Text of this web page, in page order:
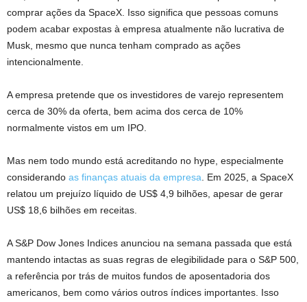
comprar ações da SpaceX. Isso significa que pessoas comuns
podem acabar expostas à empresa atualmente não lucrativa de
Musk, mesmo que nunca tenham comprado as ações
intencionalmente.
A empresa pretende que os investidores de varejo representem
cerca de 30% da oferta, bem acima dos cerca de 10%
normalmente vistos em um IPO.
Mas nem todo mundo está acreditando no hype, especialmente
considerando as finanças atuais da empresa . Em 2025, a SpaceX
relatou um prejuízo líquido de US$ 4,9 bilhões, apesar de gerar
US$ 18,6 bilhões em receitas.
A S&P Dow Jones Indices anunciou na semana passada que está
mantendo intactas as suas regras de elegibilidade para o S&P 500,
a referência por trás de muitos fundos de aposentadoria dos
americanos, bem como vários outros índices importantes. Isso